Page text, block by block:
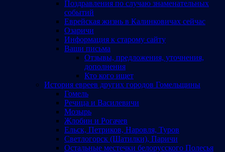
Поздравления по случаю знаменательных
событий
Еврейская жизнь в Калинковичах сейчас
Озаричи
Информация к старому сайту
Ваши письма
Отзывы, предложения, уточнения,
дополнения
Кто кого ищет
История евреев других городов Гомельщины
Гомель
Речица и Василевичи
Мозырь
Жлобин и Рогачев
Ельск, Петриков, Наровля, Туров
Светлогорск (Шатилки), Паричи
Остальные местечки белорусского Полесья